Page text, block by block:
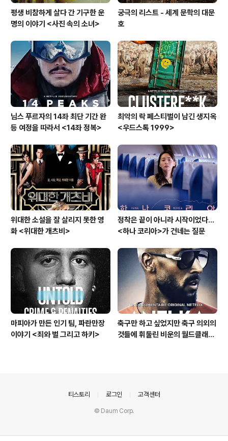
평생 비참하게 살다 간 기구한 운
명의 이야기 <사진 속의 소녀>
궁극의 리스트 - 세계 문학의 대문
호
님스 푸르자의 14좌 최단 기간 완
등 여정을 따라서 <14좌 정복>
최악의 락 페스티벌이 남긴 생지옥
<우드스톡 1999>
위대한 소설을 잘 살리지 못한 영
화 <위대한 개츠비>
정착은 끝이 아니라 시작이었다…
<하나 코리아>가 건네는 질문
마피아가 만든 인기 팀, 파란만장
이야기 <죄와 벌 그리고 하키>
축구만 하고 싶었지만 축구 의외의
것들에 휘둘린 비운의 월드클래스
티스토리 로그인 고객센터
© Daum Corp.